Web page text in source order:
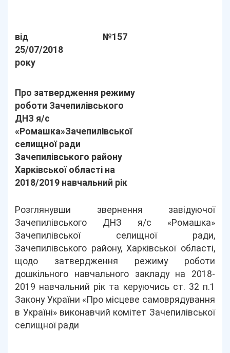
від
25/07/2018
року
№157
Про затвердження режиму
роботи Зачепилівського
ДНЗ я/с
«Ромашка»Зачепилівської
селищної ради
Зачепилівського району
Харківської області на
2018/2019 навчальний рік
Розглянувши звернення завідуючої
Зачепилівського ДНЗ я/с «Ромашка»
Зачепилівської селищної ради,
Зачепилівського району, Харківської області,
щодо затвердження режиму роботи
дошкільного навчального закладу на 2018-
2019 навчальний рік та керуючись ст. 32 п.1
Закону України «Про місцеве самоврядування
в Україні» виконавчий комітет Зачепилівської
селищної ради